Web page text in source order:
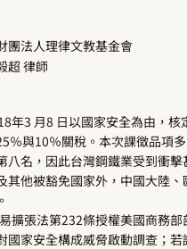
團法人理律文教基金會
超律師
年3 月8 日以國家安全為由，核
％與10％關稅。本次課徵品項
八名，因此台灣鋼鐵業受到衝擊
其他被豁免國家外，中國大陸
擴張法第232條授權美國商務
國家安全構成威脅啟動調查；